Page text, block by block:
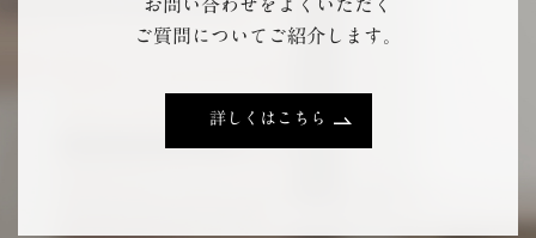
お問い合わせをよくいただく
ご質問についてご紹介します。
詳しくはこちら